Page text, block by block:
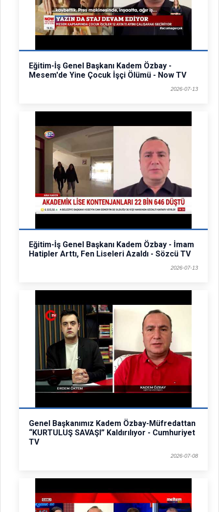
Eğitim-İş Genel Başkanı Kadem Özbay -
Mesem'de Yine Çocuk İşçi Ölümü - Now TV
2026-07-13
Eğitim-İş Genel Başkanı Kadem Özbay - İmam
Hatipler Arttı, Fen Liseleri Azaldı - Sözcü TV
2026-07-13
Genel Başkanımız Kadem Özbay-Müfredattan
“KURTULUŞ SAVAŞI” Kaldırılıyor - Cumhuriyet
TV
2026-07-08